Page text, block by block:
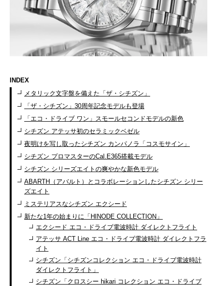
INDEX
メタリック文字盤を備えた「ザ・シチズン」
「ザ・シチズン」30周年記念モデルも登場
「エコ・ドライブ ワン」スモールセコンドモデルの新色
シチズン アテッサ初のセラミックベゼル
夜明けを写し取ったシチズン カンパノラ「コスモサイン」
シチズン プロマスターのCal.E365搭載モデル
シチズン シリーズエイトの爽やかな新色モデル
ABARTH（アバルト）とコラボレーションしたシチズン シリー
ズエイト
ミステリアスなシチズン エクシード
新たな1年の始まりに「HINODE COLLECTION」
エクシード エコ・ドライブ電波時計 ダイレクトフライト
アテッサ ACT Line エコ・ドライブ電波時計 ダイレクトフラ
イト
シチズン「シチズンコレクション エコ・ドライブ電波時計
ダイレクトフライト」
シチズン「クロスシー hikari コレクション エコ・ドライブ